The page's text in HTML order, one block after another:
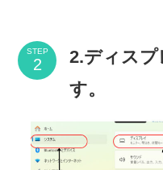
STEP
2.ディスプ
す。